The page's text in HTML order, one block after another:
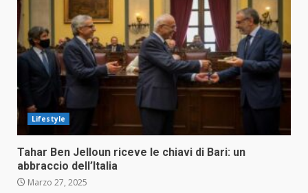
Lifestyle
Tahar Ben Jelloun riceve le chiavi di Bari: un
abbraccio dell’Italia
Marzo 27, 2025